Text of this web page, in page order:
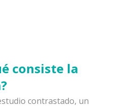
consiste la
contrastado, un